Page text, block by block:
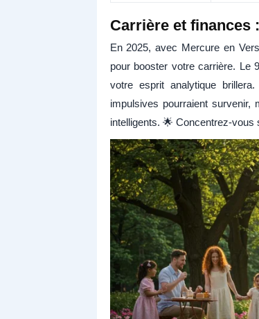
Carrière et finances
En 2025, avec Mercure en
pour booster votre carrière. Le
votre esprit analytique
impulsives pourraient
intelligents. 🌟 Concentrez-